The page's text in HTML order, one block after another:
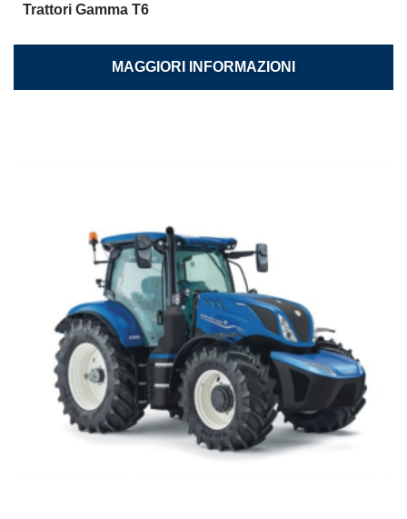
Trattori Gamma T6
MAGGIORI INFORMAZIONI